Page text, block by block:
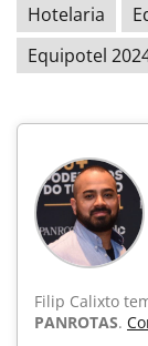
Hotelaria
Equipotel
Filip Calixto
PANROTAS.